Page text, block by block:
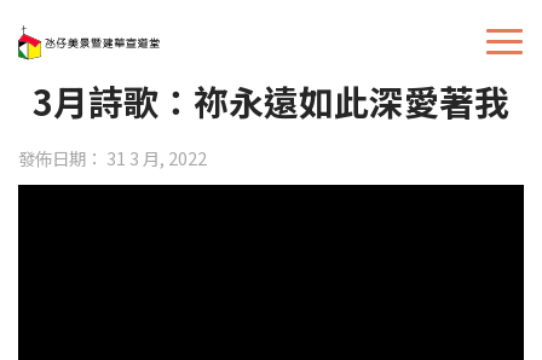
3月詩歌：祢永遠如此深愛著我
發佈日期： 31 3 月, 2022